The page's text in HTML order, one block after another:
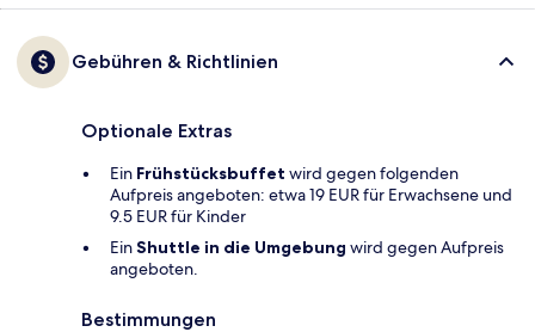
Gebühren & Richtlinien
Optionale Extras
Ein Frühstücksbuffet wird gegen folgenden
Aufpreis angeboten: etwa 19 EUR für Erwachsene und
9.5 EUR für Kinder
EinShuttle in die Umgebung wird gegen Aufpreis
angeboten.
Bestimmungen